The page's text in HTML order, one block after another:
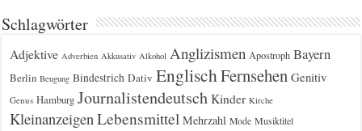
Schlagwörter
Adjektive Adverbien Akkusativ Alkohol Anglizismen Apostroph Bayern
Berlin Beugung Bindestrich Dativ EnglischFernsehen Genitiv
Genus Hamburg Journalistendeutsch Kinder Kirche
Kleinanzeigen Lebensmittel Mehrzahl Mode Musiktitel